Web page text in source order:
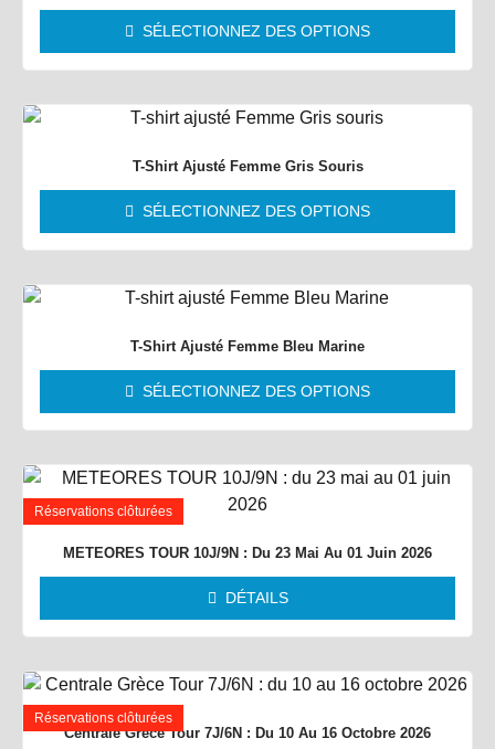
SÉLECTIONNEZ DES OPTIONS
T-Shirt Ajusté Femme Gris Souris
SÉLECTIONNEZ DES OPTIONS
T-Shirt Ajusté Femme Bleu Marine
SÉLECTIONNEZ DES OPTIONS
Réservations clôturées
METEORES TOUR 10J/9N : Du 23 Mai Au 01 Juin 2026
DÉTAILS
Réservations clôturées
Centrale Grèce Tour 7J/6N : Du 10 Au 16 Octobre 2026